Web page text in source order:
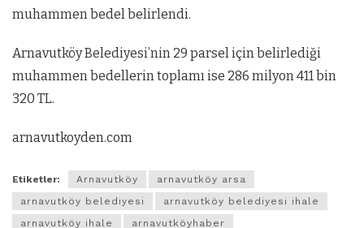
muhammen bedel belirlendi.
Arnavutköy Belediyesi’nin 29 parsel için belirlediği
muhammen bedellerin toplamı ise 286 milyon 411 bin
320 TL.
arnavutkoyden.com
Etiketler: Arnavutköy
arnavutköy arsa
arnavutköy belediyesi
arnavutköy belediyesi ihale
arnavutköy ihale
arnavutköyhaber